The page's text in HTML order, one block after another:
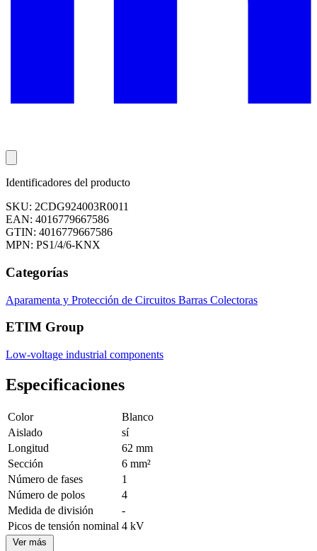
Identificadores del producto
SKU: 2CDG924003R0011
EAN: 4016779667586
GTIN: 4016779667586
MPN: PS1/4/6-KNX
Categorías
Aparamenta y Protección de Circuitos Barras Colectoras
ETIM Group
Low-voltage industrial components
Especificaciones
Color
Blanco
Aislado
sí
Longitud
62 mm
Sección
6 mm²
Número de fases
1
Número de polos
4
Medida de división
-
Picos de tensión nominal 4 kV
Ver más